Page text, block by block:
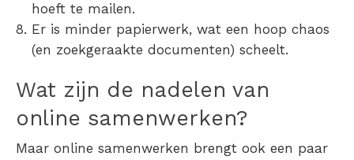
hoeft te mailen.
Er is minder papierwerk, wat een hoop chaos
(en zoekgeraakte documenten) scheelt.
Wat zijn de nadelen van
online samenwerken?
Maar online samenwerken brengt ook een paar